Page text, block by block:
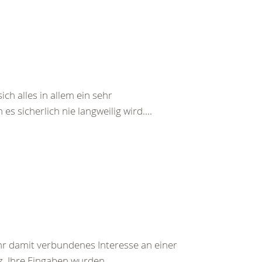
alles in allem ein sehr
sicherlich nie langweilig wird....
damit verbundenes Interesse an einer